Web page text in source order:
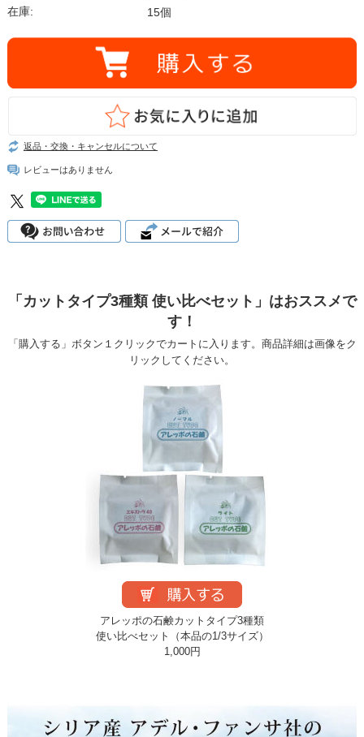
在庫: 15個
返品・交換・キャンセルについて
レビューはありません
「カットタイプ3種類 使い比べセット」はおススメで
す！
「購入する」ボタン１クリックでカートに入ります。商品詳細は画像をク
リックしてください。
アレッポの石鹸カットタイプ3種類
使い比べセット（本品の1/3サイズ）
1,000円